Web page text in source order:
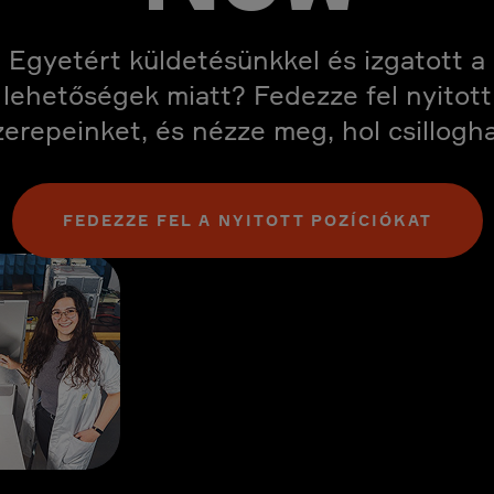
Egyetért küldetésünkkel és izgatott a
lehetőségek miatt? Fedezze fel nyitott
és nézze meg, hol
FEDEZZE FEL A NYITOTT POZÍCIÓKAT